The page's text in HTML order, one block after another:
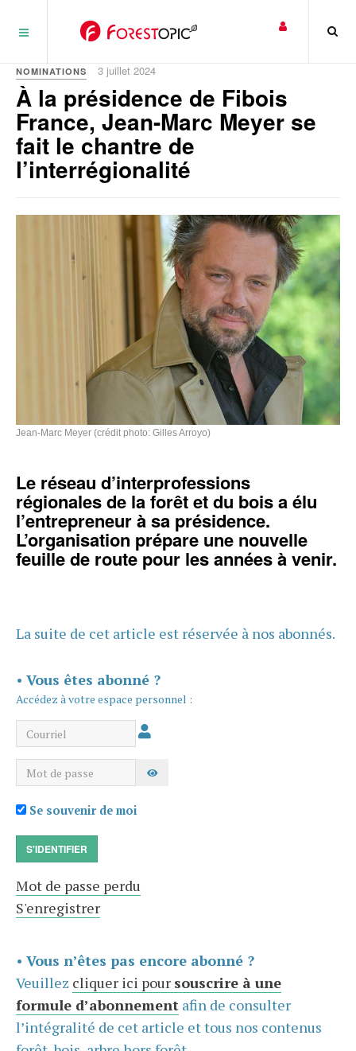
NOMINATIONS 3 juillet 2024
À la présidence de Fibois
France, Jean-Marc Meyer se
fait le chantre de
l’interrégionalité
Jean-Marc Meyer (crédit photo: Gilles Arroyo)
Le réseau d’interprofessions
régionales de la forêt et du bois a élu
l’entrepreneur à sa présidence.
L’organisation prépare une nouvelle
feuille de route pour les années à venir.
La suite de cet article est réservée à nos abonnés.
• Vous êtes abonné ?
Accédez à votre espace personnel :
Courriel
Mot de passe AFFICHER LE MOT DE PASSE
Se souvenir de moi
S'IDENTIFIER
Mot de passe perdu
S'enregistrer
• Vous n’êtes pas encore abonné ?
Veuillez cliquer ici pour souscrire à une
formule d’abonnement afin de consulter
l’intégralité de cet article et tous nos contenus